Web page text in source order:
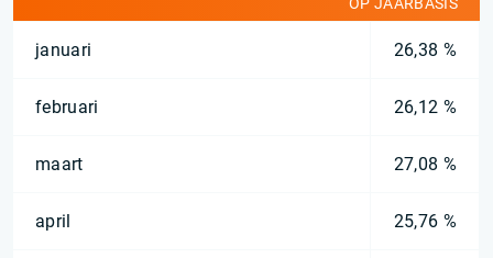
januari 26,38 %
februari 26,12 %
maart 27,08 %
april 25,76 %